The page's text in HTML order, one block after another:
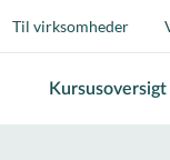
Til virksomheder
Kursusoversigt